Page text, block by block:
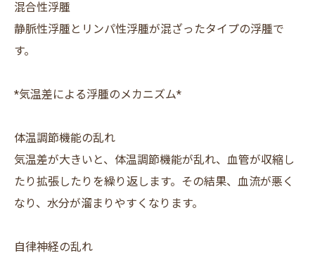
混合性浮腫
静脈性浮腫とリンパ性浮腫が混ざったタイプの浮腫で
す。
*気温差による浮腫のメカニズム*
体温調節機能の乱れ
気温差が大きいと、体温調節機能が乱れ、血管が収縮し
たり拡張したりを繰り返します。その結果、血流が悪く
なり、水分が溜まりやすくなります。
自律神経の乱れ